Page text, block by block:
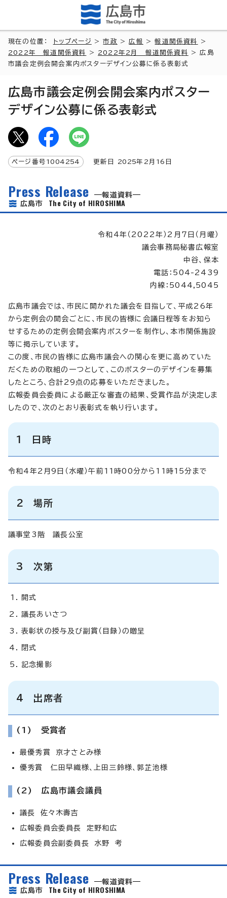
現在の位置： トップページ >市政 >広報 >報道関係資料
>
2022年 報道関係資料
> 2022年2月 報道関係資料
> 広島
市議会定例会開会案内ポスターデザイン公募に係る表彰式
広島市議会定例会開会案内ポスター
デザイン公募に係る表彰式
ページ番号 1004254 更新日 2025年2月 16 日
Press Release
報道資料
広島市 The City of HIROSHIMA
令和4年（2022年）2月7日（月曜）
議会事務局秘書広報室
中谷、保本
電話：504-2439
内線：5044,5045
広島市議会では、市民に開かれた議会を目指して、平成26年
から定例会の開会ごとに、市民の皆様に会議日程等をお知ら
せするための定例会開会案内ポスターを制作し、本市関係施設
等に掲示しています。
この度、市民の皆様に広島市議会への関心を更に高めていた
だくための取組の一つとして、このポスターのデザインを募集
したところ、合計29点の応募をいただきました。
広報委員会委員による厳正な審査の結果、受賞作品が決定しま
したので、次のとおり表彰式を執り行います。
1 日時
令和4年2月9日（水曜）午前11時00分から11時15分まで
2 場所
議事堂3階 議長公室
3 次第
開式
議長あいさつ
表彰状の授与及び副賞（目録）の贈呈
閉式
記念撮影
4 出席者
(1) 受賞者
最優秀賞 京才さとみ様
優秀賞 仁田早織様、上田三鈴様、郭芷池様
(2) 広島市議会議員
議長 佐々木壽吉
広報委員会委員長 定野和広
広報委員会副委員長 水野 考
Press Release
報道資料
広島市 The City of HIROSHIMA